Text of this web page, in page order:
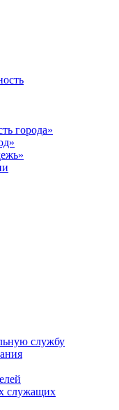
города»
службу
служащих